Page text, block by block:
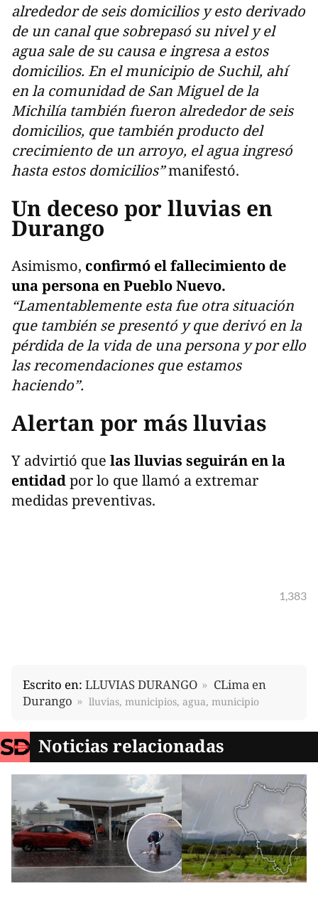
alrededor de seis domicilios y esto derivado
de un canal que sobrepasó su nivel y el
agua sale de su causa e ingresa a estos
domicilios. En el municipio de Suchil, ahí
en la comunidad de San Miguel de la
Michilía también fueron alrededor de seis
domicilios, que también producto del
crecimiento de un arroyo, el agua ingresó
hasta estos domicilios”manifestó.
Un deceso por lluvias en
Durango
Asimismo, confirmó el fallecimiento de
una persona en Pueblo Nuevo.
“Lamentablemente esta fue otra situación
que también se presentó y que derivó en la
pérdida de la vida de una persona y por ello
las recomendaciones que estamos
haciendo”.
Alertan por más lluvias
Y advirtió que las lluvias seguirán en la
entidadpor lo que llamó a extremar
medidas preventivas.
1,383
Escrito en: LLUVIAS DURANGO
CLima en
Durango
lluvias, municipios, agua, municipio
Noticias relacionadas